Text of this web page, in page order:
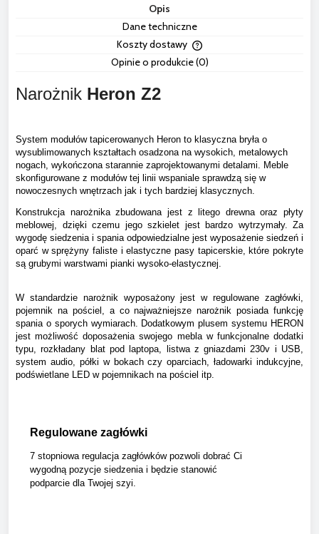
Opis
Dane techniczne
Koszty dostawy
Cena nie zawiera
Opinie o produkcie (0)
Narożnik Heron Z2
System modułów tapicerowanych Heron to klasyczna bryła o
wysublimowanych kształtach osadzona na wysokich, metalowych
nogach, wykończona starannie zaprojektowanymi detalami. Meble
skonfigurowane z modułów tej linii wspaniale sprawdzą się w
nowoczesnych wnętrzach jak i tych bardziej klasycznych.
Konstrukcja narożnika zbudowana jest z litego drewna oraz płyty
meblowej, dzięki czemu jego szkielet jest bardzo wytrzymały. Za
wygodę siedzenia i spania odpowiedzialne jest wyposażenie siedzeń i
oparć w sprężyny faliste i elastyczne pasy tapicerskie, które pokryte
są grubymi warstwami pianki wysoko-elastycznej.
W standardzie narożnik wyposażony jest w regulowane zagłówki,
pojemnik na pościel, a co najważniejsze narożnik posiada funkcję
spania o sporych wymiarach. Dodatkowym plusem systemu HERON
jest możliwość doposażenia swojego mebla w funkcjonalne dodatki
typu, rozkładany blat pod laptopa, listwa z gniazdami 230v i USB,
system audio, półki w bokach czy oparciach, ładowarki indukcyjne,
podświetlane LED w pojemnikach na pościel itp.
Regulowane zagłówki
7 stopniowa regulacja zagłówków pozwoli dobrać Ci
wygodną pozycje siedzenia i będzie stanowić
podparcie dla Twojej szyi.